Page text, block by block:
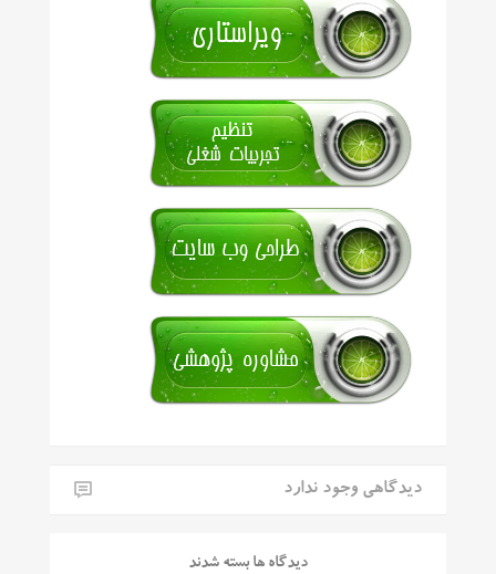
دیدگاهی وجود ندارد
دیدگاه ها بسته شدند